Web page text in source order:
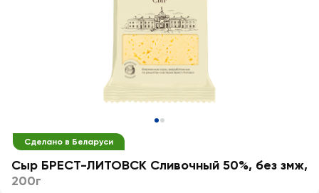
Сделано в Беларуси
Сыр БРЕСТ-ЛИТОВСК Сливочный 50%, без змж,
200г